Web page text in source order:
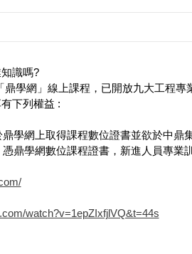
識嗎?
鼎學網」線上課程，已開放九大工程專
下列權益 :
學網上取得課程數位證書並欲於中鼎
憑鼎學網數位課程證書，新進人員專
watch?v=1epZIxfjlVQ&t=44s